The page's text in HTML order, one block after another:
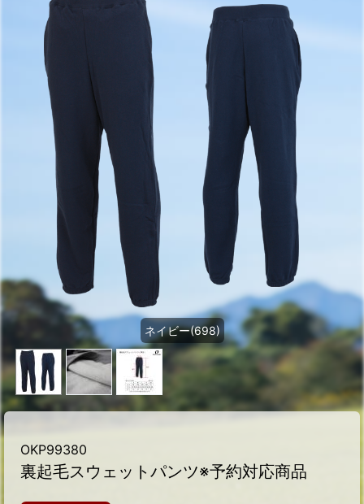
ネイビー(698)
OKP99380
裏起毛スウェットパンツ※予約対応商品